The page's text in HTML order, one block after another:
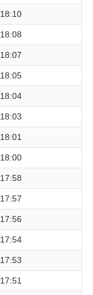
18:10
18:08
18:07
18:05
18:04
18:03
18:01
18:00
17:58
17:57
17:56
17:54
17:53
17:51